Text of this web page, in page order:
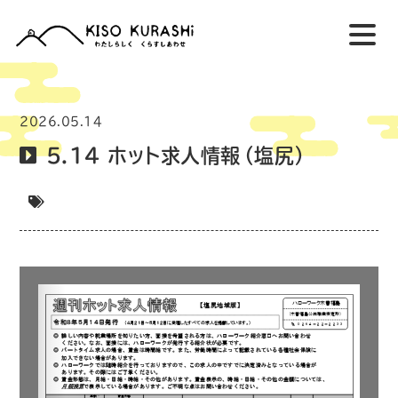
2026.05.14
5.14 ホット求人情報（塩尻）